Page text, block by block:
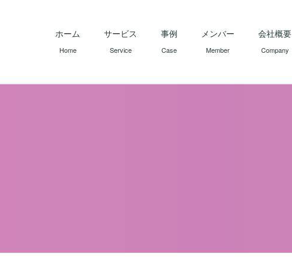
ホーム
Home
サービス
Service
事例
Case
メンバー
Member
会社概要
Company